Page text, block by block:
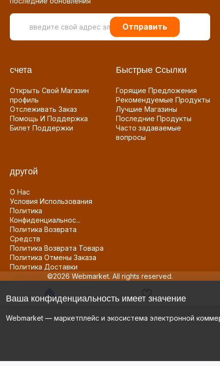
Отправить
счета
Открыть Свой Магазин
профиль
Отслеживать Заказ
Помощь И Поддержка
Билет Поддержки
Быстрые Ссылки
Горящие Предложения
Рекомендуемые Продукты
Лучшие Магазины
Последние Продукты
Часто задаваемые
вопросы
другой
О Нас
Условия Использования
Политика
Конфиденциальнос...
Политика Возврата
Средств
Политика Возврата Товара
Политика Отмены Заказа
Политика Доставки
©2026 Webmarket. All rights reserved.
Ваша конфиденциальность имеет значение
Webmarket — маркетплейс и экосистема электронной